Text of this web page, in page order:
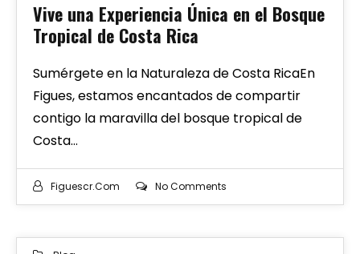
Vive una Experiencia Única en el Bosque
Tropical de Costa Rica
Sumérgete en la Naturaleza de Costa RicaEn
Figues, estamos encantados de compartir
contigo la maravilla del bosque tropical de
Costa…
Figuescr.com No Comments